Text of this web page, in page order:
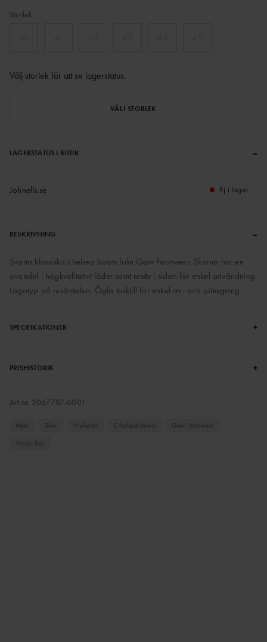
Storlek
Välj storlek för att se lagerstatus.
VÄLJ STORLEK
LAGERSTATUS I BUTIK –
Johnells.se Ej i lager
BESKRIVNING –
Svarta klassiska chelsea boots från Gant Footwear. Skorna har en
ovandel i högkvalitativt läder samt resår i sidan för enkel användning.
Logotyp på resårdelen. Ögla baktill för enkel av- och påtagning.
SPECIFIKATIONER +
PRISHISTORIK +
Art.nr. 3067787-0001
Man Skor Nyheter Chelsea boots
Gant Footwear
Vinterskor